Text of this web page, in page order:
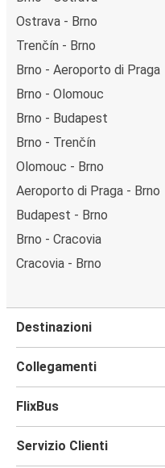
Ostrava - Brno
Trenčín - Brno
Brno - Aeroporto di Praga
Brno - Olomouc
Brno - Budapest
Brno - Trenčín
Olomouc - Brno
Aeroporto di Praga - Brno
Budapest - Brno
Brno - Cracovia
Cracovia - Brno
Destinazioni
Collegamenti
FlixBus
Servizio Clienti